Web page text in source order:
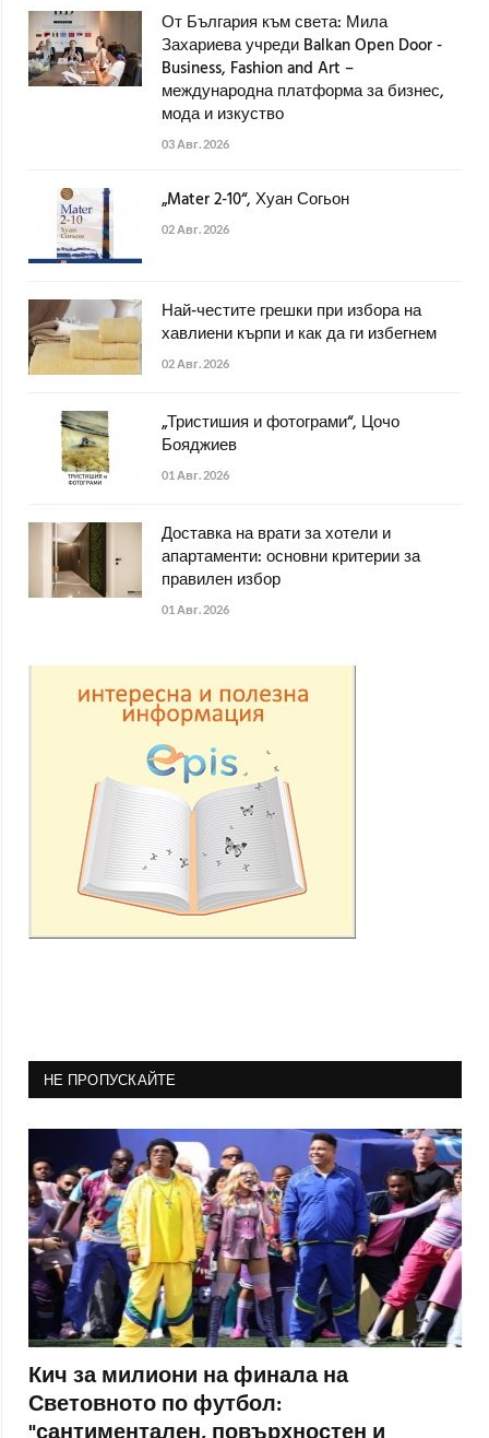
От България към света: Мила
Захариева учреди Balkan Open Door -
Business, Fashion and Art –
международна платформа за бизнес,
мода и изкуство
03 Авг. 2026
„Mater 2-10“, Хуан Согьон
02 Авг. 2026
Най-честите грешки при избора на
хавлиени кърпи и как да ги избегнем
02 Авг. 2026
„Тристишия и фотограми“, Цочо
Бояджиев
01 Авг. 2026
Доставка на врати за хотели и
апартаменти: основни критерии за
правилен избор
01 Авг. 2026
НЕ ПРОПУСКАЙТЕ
Кич за милиони на финала на
Световното по футбол: